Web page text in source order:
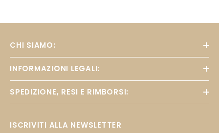
CHI SIAMO:
INFORMAZIONI LEGALI:
SPEDIZIONE, RESI E RIMBORSI:
ISCRIVITI ALLA NEWSLETTER